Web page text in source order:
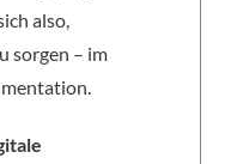
also,
sorgen – im